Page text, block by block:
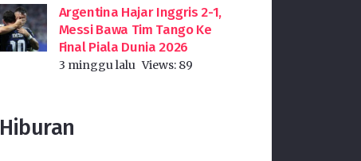
Argentina Hajar Inggris 2-1,
Messi Bawa Tim Tango Ke
Final Piala Dunia 2026
3 minggu lalu Views: 89
Hiburan